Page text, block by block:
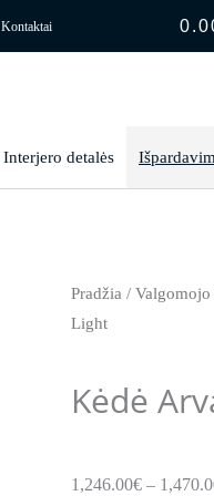
Kontaktai
Interjero detalės
Pradžia / Valgomojo
Light
Kėdė
1,246.00€ –